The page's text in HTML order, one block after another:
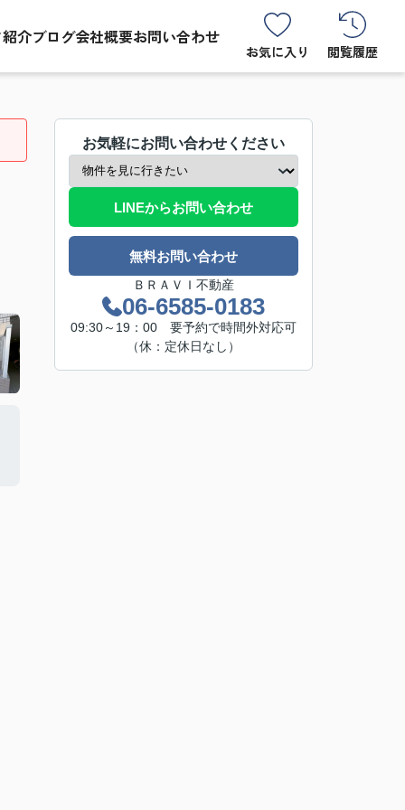
介ブログ会社概要お問い合わせ
お気に入り 閲覧履歴
お気軽にお問い合わせください
LINEからお問い合わせ
無料お問い合わせ
ＢＲＡＶＩ不動産
06-6585-0183
09:30～19：00 要予約で時間外対応可
（休：定休日なし）